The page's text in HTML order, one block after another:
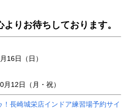
りお待ちしております。
16日（日）
12日（月・祝）
！長崎城栄店インドア練習場予約サイ